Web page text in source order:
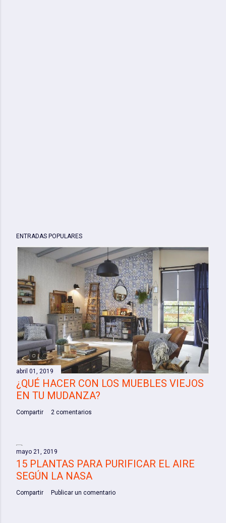
ENTRADAS POPULARES
abril 01, 2019
¿QUÉ HACER CON LOS MUEBLES VIEJOS
EN TU MUDANZA?
Compartir 2 comentarios
mayo 21, 2019
15 PLANTAS PARA PURIFICAR EL AIRE
SEGÚN LA NASA
Compartir Publicar un comentario